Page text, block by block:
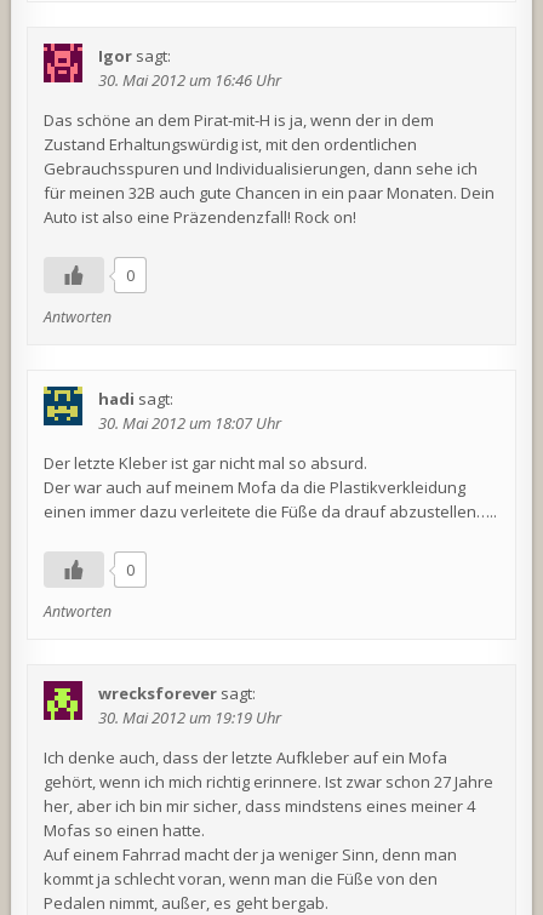
Igor sagt:
30. Mai 2012 um 16:46 Uhr
Das schöne an dem Pirat-mit-H is ja, wenn der in dem
Zustand Erhaltungswürdig ist, mit den ordentlichen
Gebrauchsspuren und Individualisierungen, dann sehe ich
für meinen 32B auch gute Chancen in ein paar Monaten. Dein
Auto ist also eine Präzendenzfall! Rock on!
0
Antworten
hadi sagt:
30. Mai 2012 um 18:07 Uhr
Der letzte Kleber ist gar nicht mal so absurd.
Der war auch auf meinem Mofa da die Plastikverkleidung
einen immer dazu verleitete die Füße da drauf abzustellen…..
0
Antworten
wrecksforever sagt:
30. Mai 2012 um 19:19 Uhr
Ich denke auch, dass der letzte Aufkleber auf ein Mofa
gehört, wenn ich mich richtig erinnere. Ist zwar schon 27 Jahre
her, aber ich bin mir sicher, dass mindstens eines meiner 4
Mofas so einen hatte.
Auf einem Fahrrad macht der ja weniger Sinn, denn man
kommt ja schlecht voran, wenn man die Füße von den
Pedalen nimmt, außer, es geht bergab.